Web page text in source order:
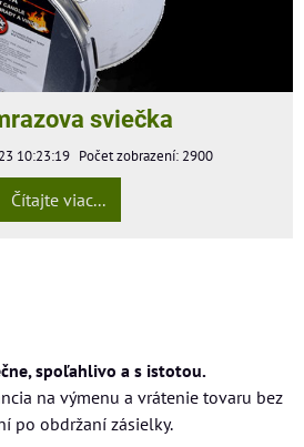
sviečka
10:23:19 Počet zobrazení: 2900
Čítajte viac...
spoľahlivo a s istotou.
na výmenu a vrátenie tovaru bez
po obdržaní zásielky.